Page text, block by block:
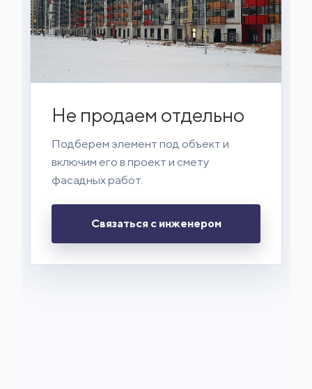
Не продаем отдельно
Подберем элемент под объект и
включим его в проект и смету
фасадных работ.
Связаться с инженером